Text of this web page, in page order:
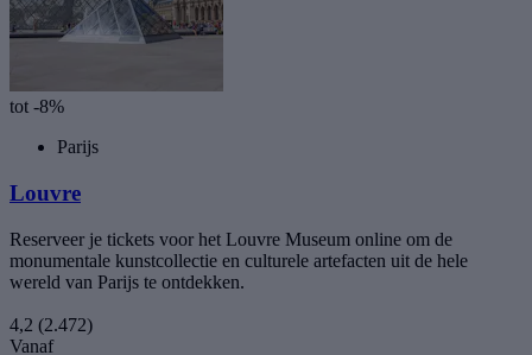
tot -8%
Parijs
Louvre
Reserveer je tickets voor het Louvre Museum online om de
monumentale kunstcollectie en culturele artefacten uit de hele
wereld van Parijs te ontdekken.
4,2 (2.472)
Vanaf